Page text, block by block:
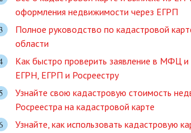
оформления недвижимости через ЕГРП
Полное руководство по кадастровой
области
Как быстро проверить заявление в МФЦ и
ЕГРН, ЕГРП и Росреестру
Узнайте свою кадастровую стоимость
Росреестра на кадастровой карте
Узнайте, как использовать кадастровую